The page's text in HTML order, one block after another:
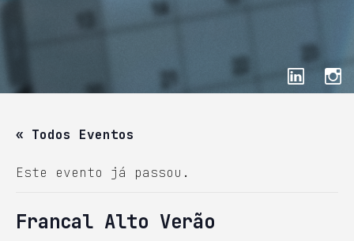
« Todos Eventos
Este evento já passou.
Francal Alto Verão